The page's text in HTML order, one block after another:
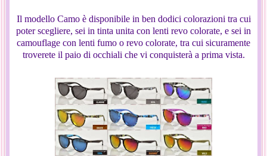
Il modello Camo è disponibile in ben dodici colorazioni tra cui
poter scegliere, sei in tinta unita con lenti revo colorate, e sei in
camouflage con lenti fumo o revo colorate, tra cui sicuramente
troverete il paio di occhiali che vi conquisterà a prima vista.